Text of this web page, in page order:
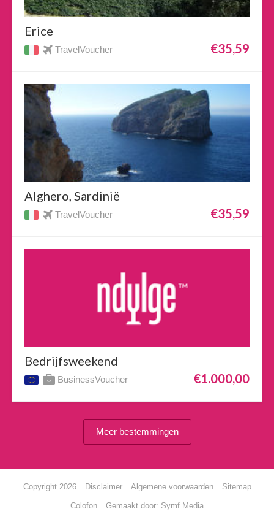
Erice
TravelVoucher €35,59
Alghero, Sardinië
TravelVoucher €35,59
Bedrijfsweekend
BusinessVoucher €1.000,00
Meer bestemmingen
Copyright 2026 Disclaimer Algemene voorwaarden Sitemap
Colofon Gemaakt door: Symf Media